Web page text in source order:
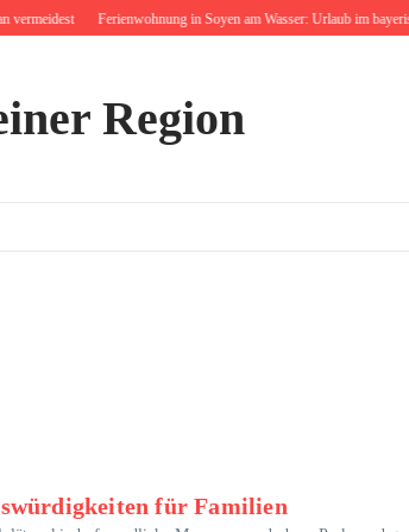
Ferienwohnung in Soyen am Wasser: Urlaub im
Region
für Familien